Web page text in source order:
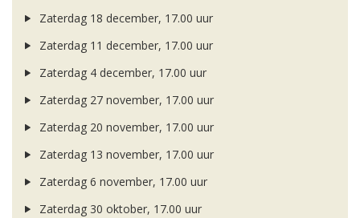
Zaterdag 18 december, 17.00 uur
Zaterdag 11 december, 17.00 uur
Zaterdag 4 december, 17.00 uur
Zaterdag 27 november, 17.00 uur
Zaterdag 20 november, 17.00 uur
Zaterdag 13 november, 17.00 uur
Zaterdag 6 november, 17.00 uur
Zaterdag 30 oktober, 17.00 uur